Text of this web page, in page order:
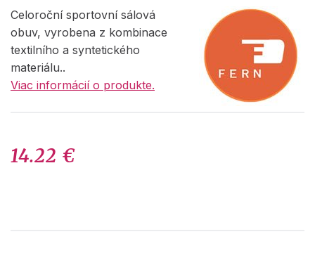
Celoroční sportovní sálová
obuv, vyrobena z kombinace
textilního a syntetického
materiálu..
Viac informácií o produkte.
14.22 €